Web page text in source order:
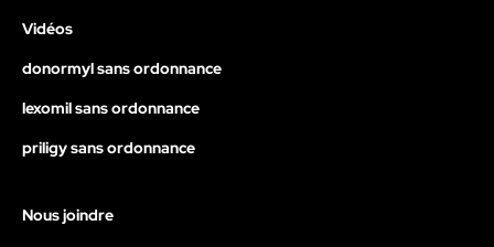
Vidéos
donormyl sans ordonnance
lexomil sans ordonnance
priligy sans ordonnance
Nous joindre